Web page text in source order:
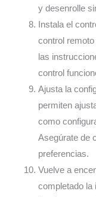
y desenrolle
Instala el
control
las
control
Ajusta la
permiten
como
Asegúrate de
preferencias.
Vuelve a
completado la